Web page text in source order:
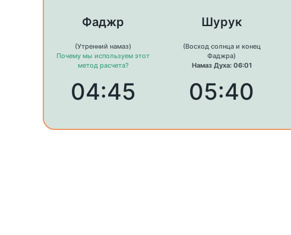
Фаджр
(Утренний намаз)
Почему мы используем этот
метод расчета?
04:45
Шурук
(Восход солнца и конец
Фаджра)
Намаз Духа: 06:01
05:40